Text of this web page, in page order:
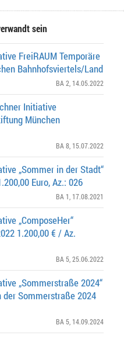
sein
FreiRAUM Temporäre
Bahnhofsviertels/Land
BA 2 , 14.05.2022
Initiative
München
BA 8 , 15.07.2022
„Sommer in der Stadt“
Euro, Az.: 026
BA 1 , 17.08.2021
„ComposeHer“
1.200,00 € / Az.
BA 5 , 25.06.2022
„Sommerstraße 2024“
Sommerstraße 2024
BA 5 , 14.09.2024